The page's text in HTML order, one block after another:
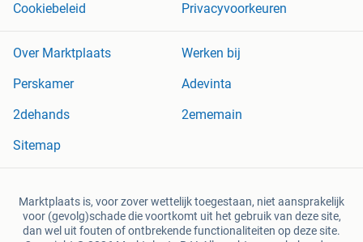
Cookiebeleid
Privacyvoorkeuren
Over Marktplaats
Werken bij
Perskamer
Adevinta
2dehands
2ememain
Sitemap
Marktplaats is, voor zover wettelijk toegestaan, niet aansprakelijk
voor (gevolg)schade die voortkomt uit het gebruik van deze site,
dan wel uit fouten of ontbrekende functionaliteiten op deze site.